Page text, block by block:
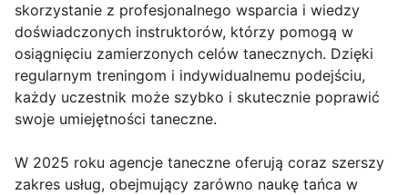
skorzystanie z profesjonalnego wsparcia i wiedzy
doświadczonych instruktorów, którzy pomogą w
osiągnięciu zamierzonych celów tanecznych. Dzięki
regularnym treningom i indywidualnemu podejściu,
każdy uczestnik może szybko i skutecznie poprawić
swoje umiejętności taneczne.
W 2025 roku agencje taneczne oferują coraz szerszy
zakres usług, obejmujący zarówno naukę tańca w